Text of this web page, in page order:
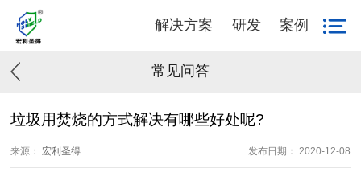
解决方案 研发 案例
常见问答
垃圾用焚烧的方式解决有哪些好处呢?
来源： 宏利圣得 发布日期： 2020-12-08